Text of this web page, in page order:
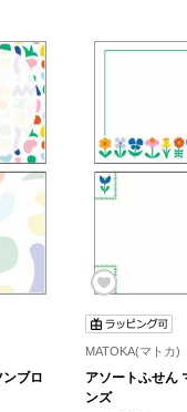
ブロ
MATOKA(マトカ)
アソートふせん
ンズ